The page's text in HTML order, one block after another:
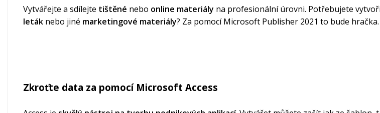
Vytvářejte a sdílejte tištěné nebo online materiály na profesionální úrovni. Potřebujete
leták nebo jiné marketingové materiály? Za pomocí Microsoft Publisher 2021 to bude hračka.
Zkroťte data za pomocí Microsoft Access